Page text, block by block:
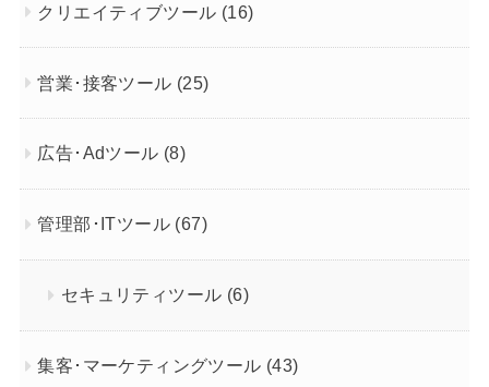
クリエイティブツール (16)
営業･接客ツール (25)
広告･Adツール (8)
管理部･ITツール (67)
セキュリティツール (6)
集客･マーケティングツール (43)